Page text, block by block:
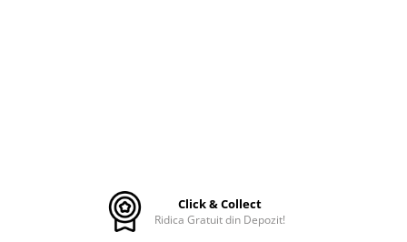
Click & Collect
Ridica Gratuit din Depozit!